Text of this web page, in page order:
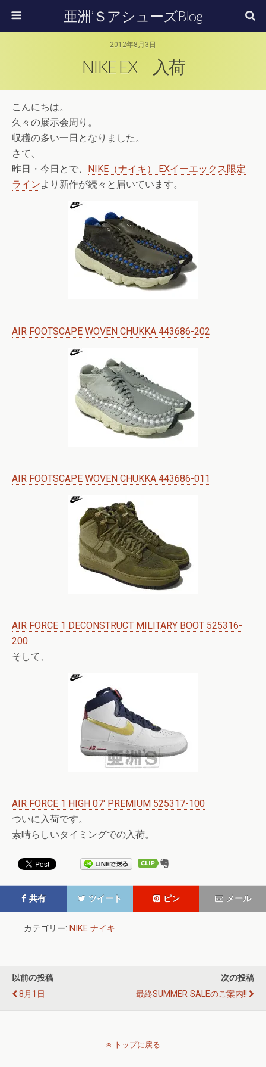
亜洲’ＳアシューズBlog
2012年8月3日
NIKE EX 入荷
こんにちは。
久々の展示会周り。
収穫の多い一日となりました。
さて、
昨日・今日とで、 NIKE（ナイキ） EXイーエックス限定
ラインより新作が続々と届いています。
AIR FOOTSCAPE WOVEN CHUKKA 443686-202
AIR FOOTSCAPE WOVEN CHUKKA 443686-011
AIR FORCE 1 DECONSTRUCT MILITARY BOOT 525316-
200
そして、
AIR FORCE 1 HIGH 07′ PREMIUM 525317-100
ついに入荷です。
素晴らしいタイミングでの入荷。
共有 ツイート ピン メール
カテゴリー: NIKE ナイキ
以前の投稿
8月1日
次の投稿
最終SUMMER SALEのご案内!!
トップに戻る